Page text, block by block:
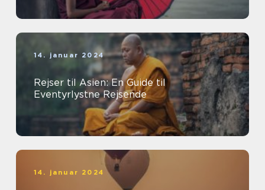
14. januar 2024
Rejser til Asien: En Guide til
Eventyrlystne Rejsende
14. januar 2024